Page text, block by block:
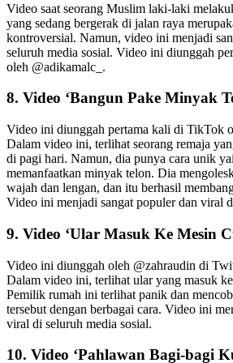
Video saat seorang Muslim laki-laki
yang sedang bergerak di jalan raya
kontroversial. Namun, video ini menjadi
seluruh media sosial. Video ini diunggah
oleh @adikamalc_.
8. Video ‘Bangun Pake Minyak
Video ini diunggah pertama kali di TikTok
Dalam video ini, terlihat seorang remaja
di pagi hari. Namun, dia punya cara unik
memanfaatkan minyak telon. Dia
wajah dan lengan, dan itu berhasil
Video ini menjadi sangat populer dan viral
9. Video ‘Ular Masuk Ke Mesin
Video ini diunggah oleh @zahraudin di
Dalam video ini, terlihat ular yang masuk
Pemilik rumah ini terlihat panik dan
tersebut dengan berbagai cara. Video ini
viral di seluruh media sosial.
10. Video ‘Pahlawan Bagi-bagi